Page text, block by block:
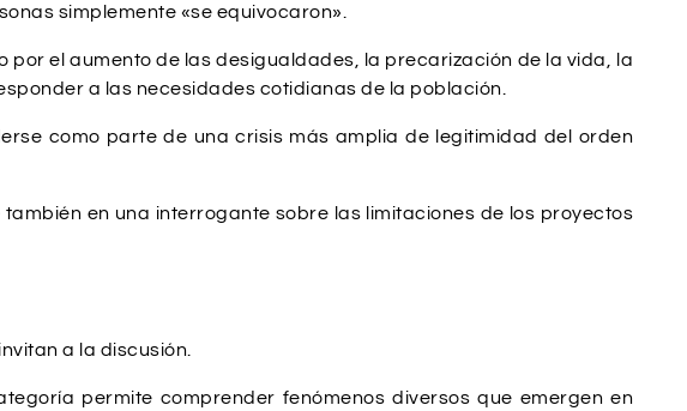
simplemente «se equivocaron».
el aumento de las desigualdades, la precarización de la vida, la
a las necesidades cotidianas de la población.
como parte de una crisis más amplia de legitimidad del orden
en una interrogante sobre las limitaciones de los proyectos
a la discusión.
permite comprender fenómenos diversos que emergen en